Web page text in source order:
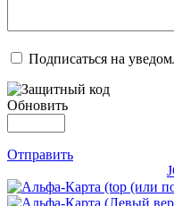
Подписаться на
Обновить
Отправить